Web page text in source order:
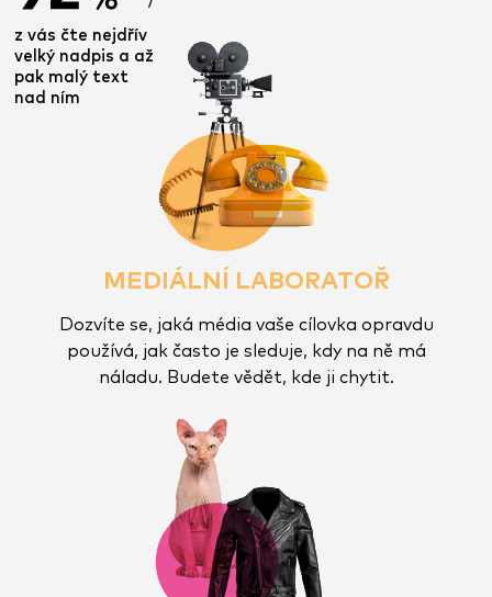
z vás čte nejdřív
velký nadpis a až
pak malý text
nad ním
MEDIÁLNÍ LABORATOŘ
Dozvíte se, jaká média vaše cílovka opravdu
používá, jak často je sleduje, kdy na ně má
náladu. Budete vědět, kde ji chytit.